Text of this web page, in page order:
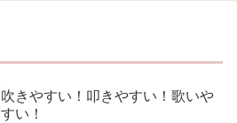
吹きやすい！叩きやすい！歌いや
すい！